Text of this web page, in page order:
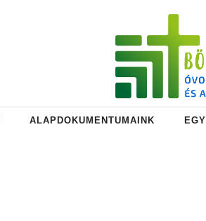
ALAPDOKUMENTUMAINK